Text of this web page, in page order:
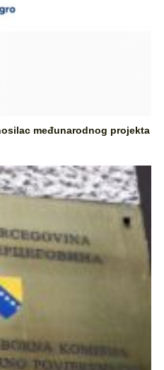
međunarodnog projekta